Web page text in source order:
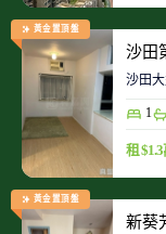
黃金置頂盤
沙田
沙田
1
租
黃金置頂盤
新葵